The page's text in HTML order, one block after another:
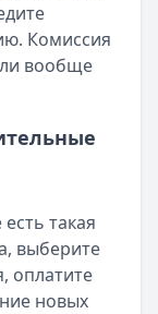
Комиссия
вообще
такая
выберите
оплатите
новых